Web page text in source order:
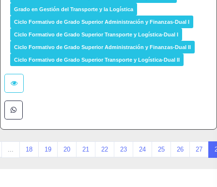
Grado en Gestión del Transporte y la Logística
Ciclo Formativo de Grado Superior Administración y Finanzas-Dual I
Ciclo Formativo de Grado Superior Transporte y Logística-Dual I
Ciclo Formativo de Grado Superior Administración y Finanzas-Dual II
Ciclo Formativo de Grado Superior Transporte y Logística-Dual II
... 18 19 20 21 22 23 24 25 26 27